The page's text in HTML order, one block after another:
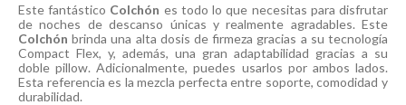
Este fantástico Colchón es todo lo que necesitas para disfrutar
de noches de descanso únicas y realmente agradables. Este
Colchón brinda una alta dosis de firmeza gracias a su tecnología
Compact Flex, y, además, una gran adaptabilidad gracias a su
doble pillow. Adicionalmente, puedes usarlos por ambos lados.
Esta referencia es la mezcla perfecta entre soporte, comodidad y
durabilidad.